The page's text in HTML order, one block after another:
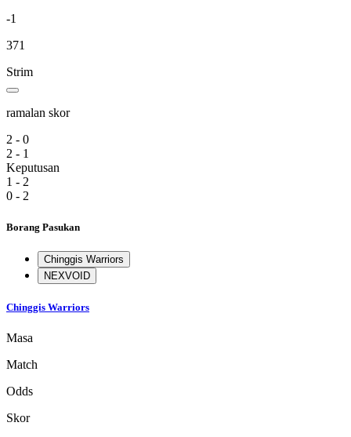
-1
371
Strim
ramalan skor
2 - 0
2 - 1
Keputusan
1 - 2
0 - 2
Borang Pasukan
Chinggis Warriors
NEXVOID
Chinggis Warriors
Masa
Match
Odds
Skor